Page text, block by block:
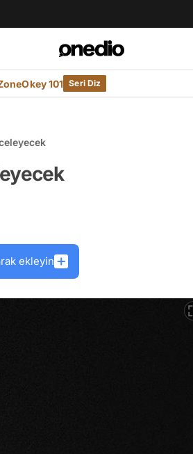
101 Seri Diz
ekleyin